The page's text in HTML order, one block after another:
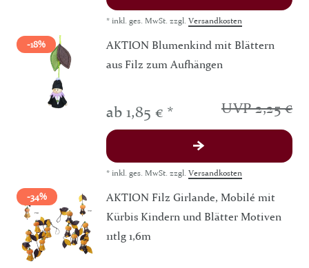
* inkl. ges. MwSt. zzgl. Versandkosten
-18%
AKTION Blumenkind mit Blättern
aus Filz zum Aufhängen
UVP 2,25 €
ab 1,85 € *
* inkl. ges. MwSt. zzgl. Versandkosten
-34%
AKTION Filz Girlande, Mobilé mit
Kürbis Kindern und Blätter Motiven
11tlg 1,6m